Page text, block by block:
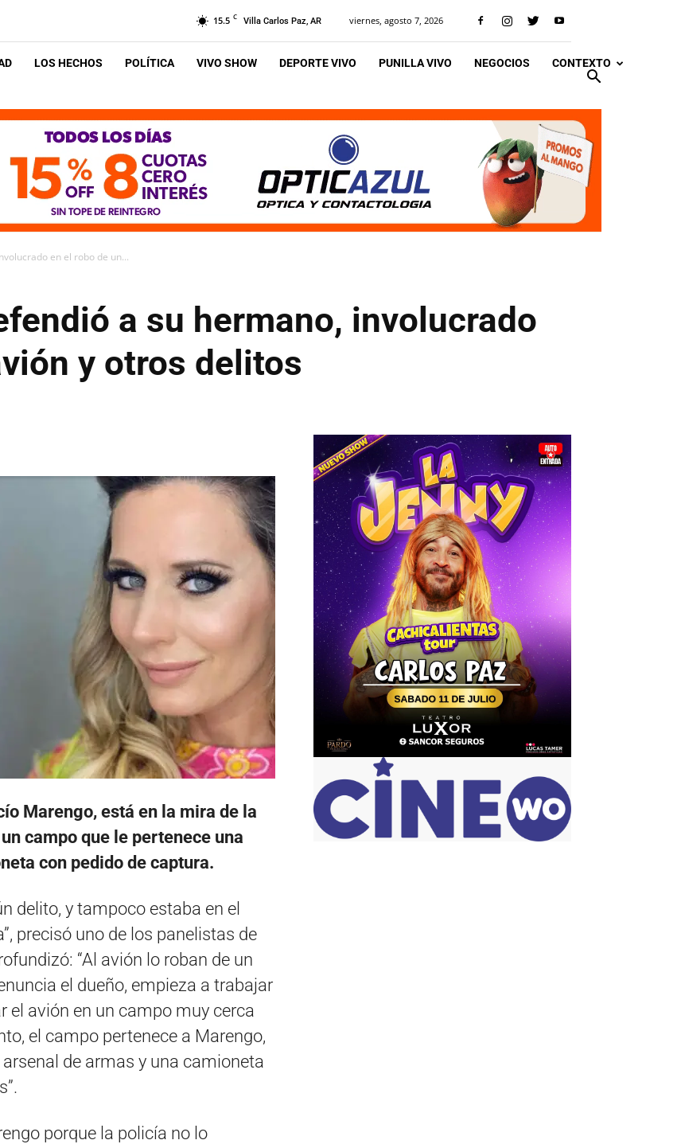
15.5 C Villa Carlos Paz, AR viernes, agosto 7, 2026
LOS HECHOS POLÍTICA VIVO SHOW DEPORTE VIVO PUNILLA VIVO NEGOCIOS CONTEXTO
en el robo de un...
a su hermano, involucrado
y otros delitos
Marengo, está en la mira de la
campo que le pertenece una
con pedido de captura.
delito, y tampoco estaba en el
precisó uno de los panelistas de
“Al avión lo roban de un
el dueño, empieza a trabajar
el avión en un campo muy cerca
el campo pertenece a Marengo,
de armas y una camioneta
porque la policía no lo